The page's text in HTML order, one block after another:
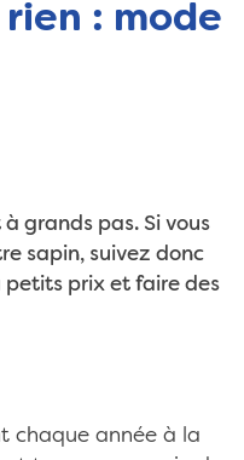
: mode
grands pas. Si vous
sapin, suivez donc
petits prix et faire des
chaque année à la